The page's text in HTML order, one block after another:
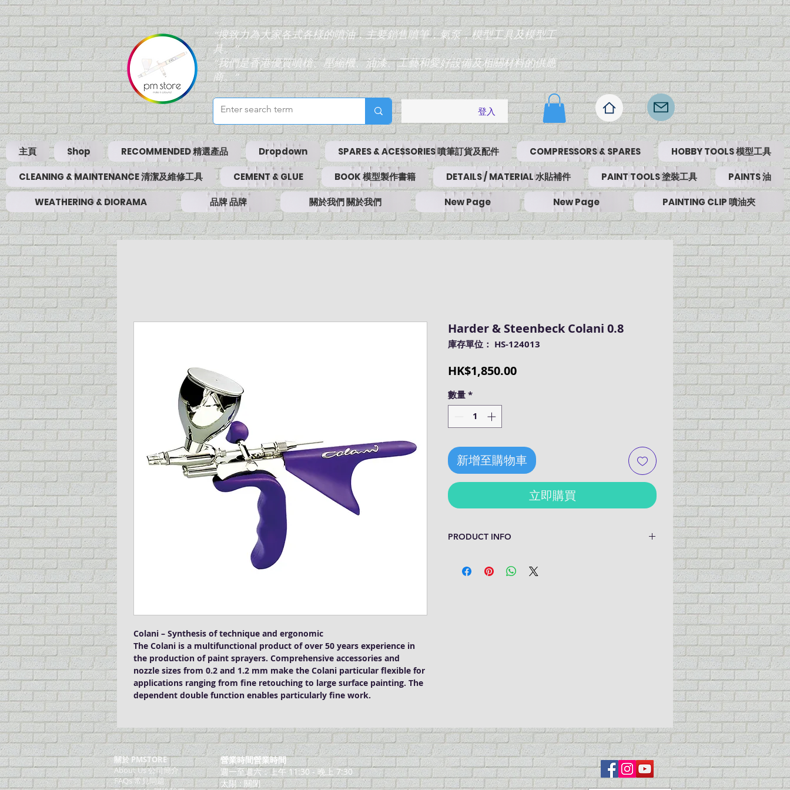
“搜致力為大家各式各樣的噴油，主要銷售噴筆，氣泵，模型工具及模型工
具。”
“我們是香港優質噴槍、壓縮機、油漆、工藝和愛好設備及相關材料的供應
商。”
登入
主頁 Shop RECOMMENDED 精選產品 Dropdown SPARES & ACESSORIES 噴筆訂貨及配件 COMPRESSORS & SPARES HOBBY TOOLS 模型工具
CLEANING & MAINTENANCE 清潔及維修工具 CEMENT & GLUE BOOK 模型製作書籍 DETAILS / MATERIAL 水貼補件 PAINT TOOLS 塗裝工具 PAINTS 油
WEATHERING & DIORAMA 品牌 品牌 關於我們 關於我們 New Page New Page PAINTING CLIP 噴油夾
Colani – Synthesis of technique and ergonomic
The Colani is a multifunctional product of over 50 years experience in
the production of paint sprayers. Comprehensive accessories and
nozzle sizes from 0.2 and 1.2 mm make the Colani particular flexible for
applications ranging from fine retouching to large surface painting. The
dependent double function enables particularly fine work.
Harder & Steenbeck Colani 0.8
庫存單位： HS-124013
HK$1,850.00價
數量*
新增至購物車
立即購買
PRODUCT INFO
Nozzle set 0.8mm
關於 PMSTORE
About Us 公司簡介
FAQs 常見問題
營業時間營業時間
週一至週六：上午 11:30 - 晚上 7:30
太陽 : 關閉